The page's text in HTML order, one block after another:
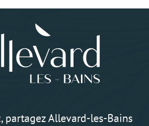
partagez Allevard-les-Bains